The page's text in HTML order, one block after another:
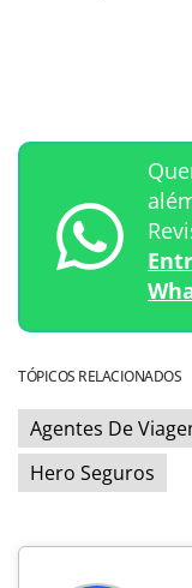
TÓPICOS RELACIONADOS
Agentes De
Hero Seguros